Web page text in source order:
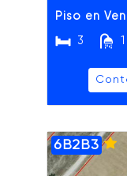
Piso en
3 1
6B2B3